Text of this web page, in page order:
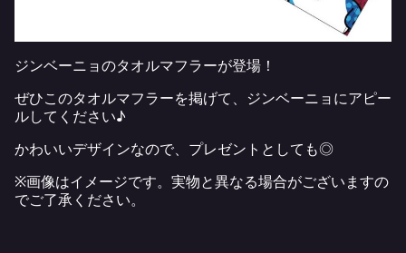
ジンベーニョのタオルマフラーが登場！
ぜひこのタオルマフラーを掲げて、ジンベーニョにアピー
ルしてください♪
かわいいデザインなので、プレゼントとしても◎
※画像はイメージです。実物と異なる場合がございますの
でご了承ください。